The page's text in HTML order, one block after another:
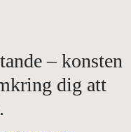
– konsten
dig att